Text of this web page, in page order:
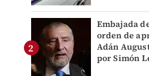
Embajada
orden de
Adán
por Simón